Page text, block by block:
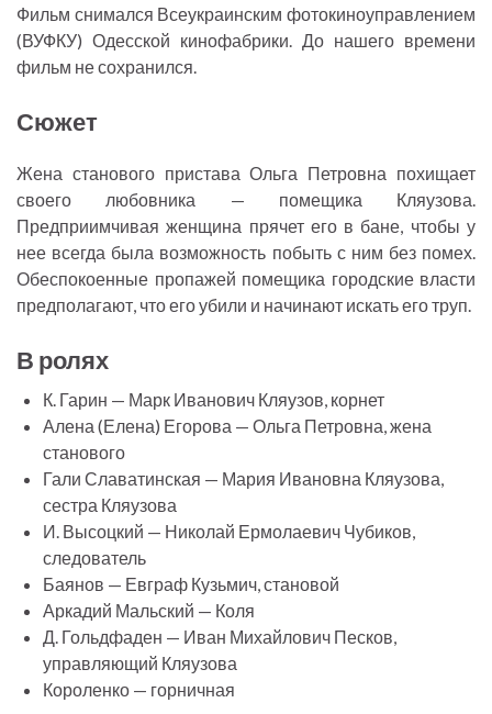
Фильм снимался Всеукраинским фотокиноуправлением
(ВУФКУ) Одесской кинофабрики. До нашего времени
фильм не сохранился.
Сюжет
Жена станового пристава Ольга Петровна похищает
своего любовника — помещика Кляузова.
Предприимчивая женщина прячет его в бане, чтобы у
нее всегда была возможность побыть с ним без помех.
Обеспокоенные пропажей помещика городские власти
предполагают, что его убили и начинают искать его труп.
В ролях
К. Гарин — Марк Иванович Кляузов, корнет
Алена (Елена) Егорова — Ольга Петровна, жена
станового
Гали Славатинская — Мария Ивановна Кляузова,
сестра Кляузова
И. Высоцкий — Николай Ермолаевич Чубиков,
следователь
Баянов — Евграф Кузьмич, становой
Аркадий Мальский — Коля
Д. Гольдфаден — Иван Михайлович Песков,
управляющий Кляузова
Короленко — горничная